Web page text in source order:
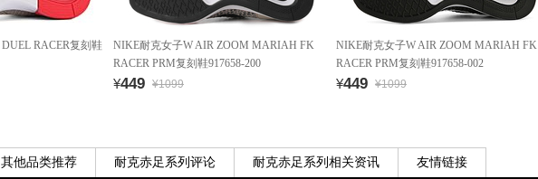
RACER复刻鞋
NIKE耐克女子W AIR ZOOM MARIAH FK
RACER PRM复刻鞋917658-200
¥449 ¥1099
NIKE耐克女子W AIR ZOOM MARIAH FK
RACER PRM复刻鞋917658-002
¥449 ¥1099
其他品类推荐 耐克赤足系列评论 耐克赤足系列相关资讯 友情链接